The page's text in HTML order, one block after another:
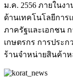
ม.ค. 2556 ภายในง
ด้านเทคโนโลยีการ
ภาครัฐและเอกชน
เกษตรกร การประ
ร้านจำหน่ายสินค้า